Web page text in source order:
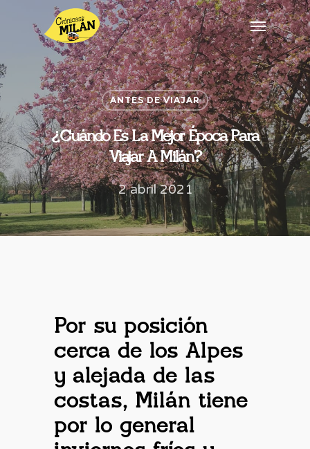
ANTES DE VIAJAR
¿Cuándo Es La Mejor Época Para
Viajar A Milán?
2 abril 2021
Por su posición
cerca de los Alpes
y alejada de las
costas, Milán tiene
por lo general